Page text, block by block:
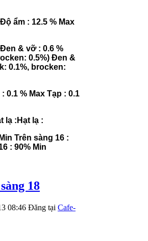
Độ ẩm : 12.5 % Max
Đen & vỡ : 0.6 %
0.5%) Đen &
0.1%, brocken:
0.1 % Max Tạp : 0.1
lạ : Hạt lạ :
Trên sàng 16 :
: 90% Min
18
08:46 Đăng tại Cafe-